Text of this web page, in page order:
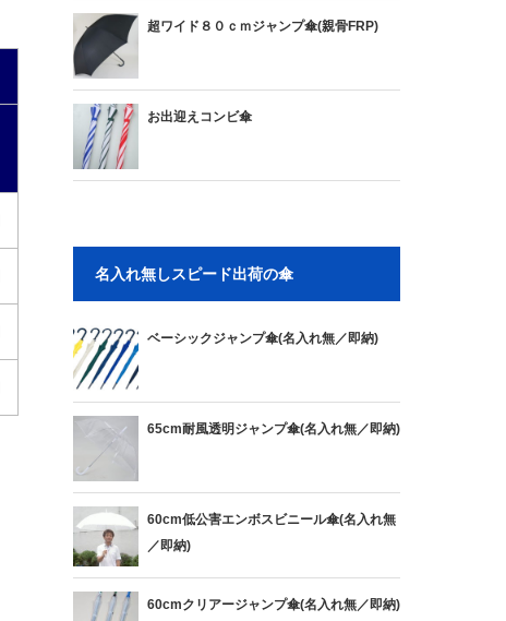
超ワイド８０ｃｍジャンプ傘(親骨FRP)
お出迎えコンビ傘
名入れ無しスピード出荷の傘
ベーシックジャンプ傘(名入れ無／即納)
65cm耐風透明ジャンプ傘(名入れ無／即納)
60cm低公害エンボスビニール傘(名入れ無
／即納)
60cmクリアージャンプ傘(名入れ無／即納)